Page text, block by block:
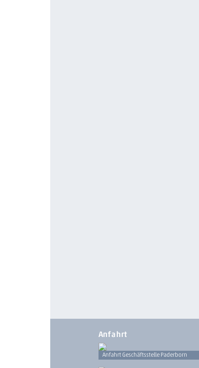
Anfahrt
Anfahrt Geschäftsstelle Paderborn